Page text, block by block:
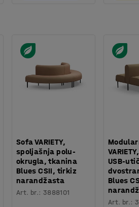
Sofa VARIETY,
spoljašnja polu-
okrugla, tkanina
Blues CSII, tirkiz
narandžasta
Art. br.: 3888101
USB-
Blues
Art. br.: